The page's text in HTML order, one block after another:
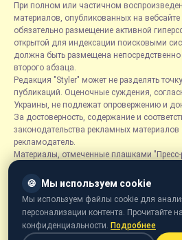
При полном или частичном
материалов, опубликованных на вебсайте
обязательно размещение активной
открытой для индексации поисковыми
должна быть размещена непосредственно
второго абзаца.
Редакция "Styler" может не разделять
публикаций. Оценочные суждения,
Украины, не подлежат опровержению и
За достоверность, содержание и
законодательства рекламных материалов
рекламодатель.
Материалы, отмеченные плашками "Пресс-
размещаются на правах рекламы.
Рубрика «Новости компаний» является
содержащим новости, сообщения и
деятельностью компаний, и
предоставленной соответствующими
🍪 Мы используем cookie
Мы используем файлы cookie для
персонализации контента. Прочитайте
конфиденциальности. Подробнее